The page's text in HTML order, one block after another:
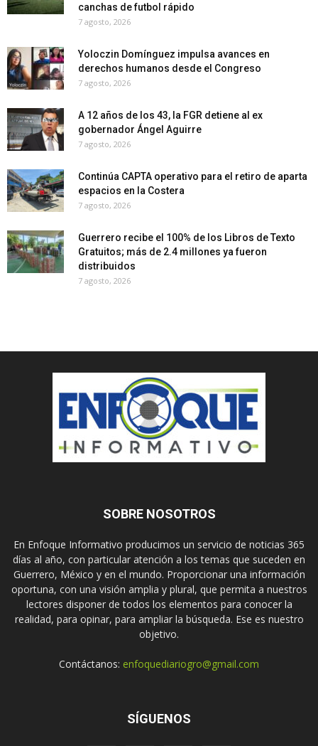
canchas de futbol rápido
7 agosto, 2026
Yoloczin Domínguez impulsa avances en
derechos humanos desde el Congreso
7 agosto, 2026
A 12 años de los 43, la FGR detiene al ex
gobernador Ángel Aguirre
7 agosto, 2026
Continúa CAPTA operativo para el retiro de aparta
espacios en la Costera
7 agosto, 2026
Guerrero recibe el 100% de los Libros de Texto
Gratuitos; más de 2.4 millones ya fueron
distribuidos
7 agosto, 2026
SOBRE NOSOTROS
En Enfoque Informativo producimos un servicio de noticias 365
días al año, con particular atención a los temas que suceden en
Guerrero, México y en el mundo. Proporcionar una información
oportuna, con una visión amplia y plural, que permita a nuestros
lectores disponer de todos los elementos para conocer la
realidad, para opinar, para ampliar la búsqueda. Ese es nuestro
objetivo.
Contáctanos: enfoquediariogro@gmail.com
SÍGUENOS